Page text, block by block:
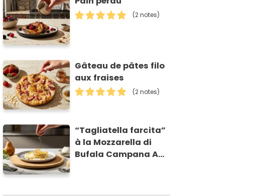
(2 notes)
Gâteau de pâtes filo
aux fraises
(2 notes)
“Tagliatella farcita”
à la Mozzarella di
Bufala Campana AOP